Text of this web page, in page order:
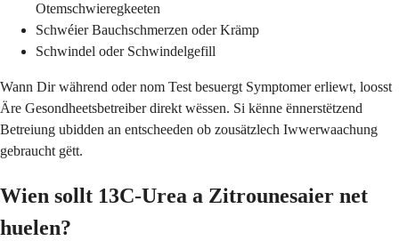
Otemschwieregkeeten
Schwéier Bauchschmerzen oder Krämp
Schwindel oder Schwindelgefill
Wann Dir während oder nom Test besuergt Symptomer erliewt, loosst
Äre Gesondheetsbetreiber direkt wëssen. Si kënne ënnerstëtzend
Betreiung ubidden an entscheeden ob zousätzlech Iwwerwaachung
gebraucht gëtt.
Wien sollt 13C-Urea a Zitrounesaier net
huelen?